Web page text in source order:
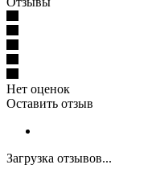
Нет оценок
Оставить отзыв
Загрузка отзывов...